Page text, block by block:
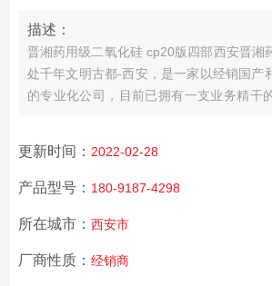
描述：
晋湘药用级二氧化硅 cp20版四部西安晋湘
处千年文明古都-西安，是一家以经销国产
的专业化公司， 目前已拥有一支业务精干
要求配运，保证及时供货。
用辅料，助力行业信息化时代高效发展。
更新时间： 2022-02-28
产品型号： 180-9187-4298
所在城市： 西安市
厂商性质： 经销商